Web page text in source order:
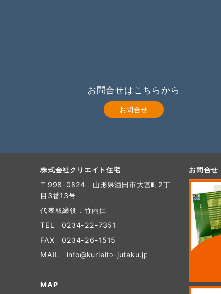
お問合せはこちらから
お問合せ
株式会社クリエイト住宅
〒998-0824 山形県酒田市大宮町2丁
目3番13号
代表取締役：竹内仁
TEL 0234-22-7351
FAX 0234-26-1515
MAIL info@kurieito-jutaku.jp
MAP
お問合せ